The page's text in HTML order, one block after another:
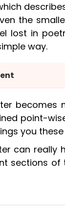
the
lost in
way.
becomes
point-
you
can really
sections of